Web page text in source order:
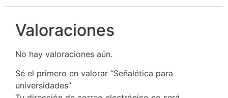
Valoraciones
No hay valoraciones aún.
Sé el primero en valorar “Señalética para
universidades”